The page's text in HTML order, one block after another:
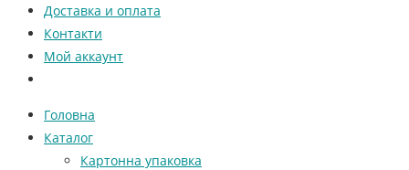
Доставка и оплата
Контакти
Мой аккаунт
Головна
Каталог
Картонна упаковка